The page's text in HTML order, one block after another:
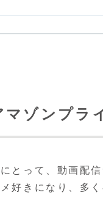
ゾンプラ
とって、動画配
好きになり、多